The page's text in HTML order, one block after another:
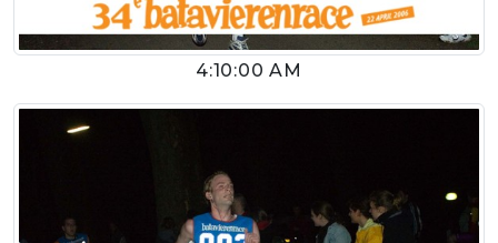
4:10:00 AM